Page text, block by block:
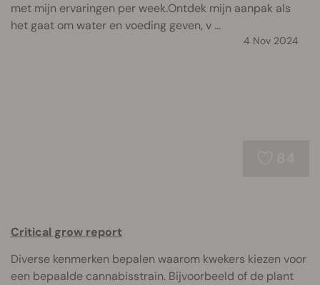
met mijn ervaringen per week.Ontdek mijn aanpak als
het gaat om water en voeding geven, v ...
4 Nov 2024
Critical grow report
Diverse kenmerken bepalen waarom kwekers kiezen voor
een bepaalde cannabisstrain. Bijvoorbeeld of de plant